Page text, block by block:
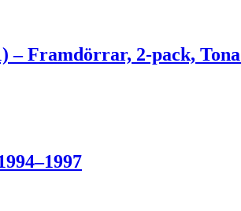
– Framdörrar, 2-pack,